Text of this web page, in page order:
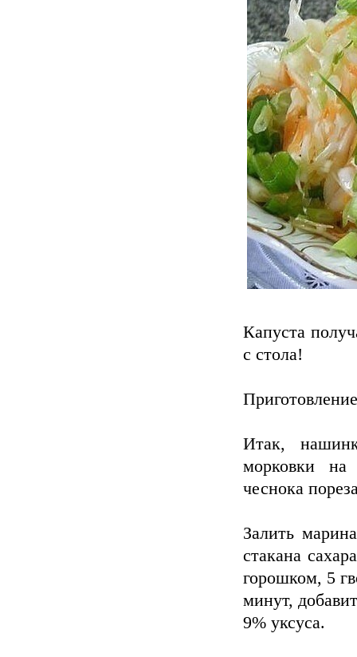
Капуста
с стола!
Итак,
морковки на
чеснока
Залить
стакана
горошком, 5
минут,
9% уксуса.